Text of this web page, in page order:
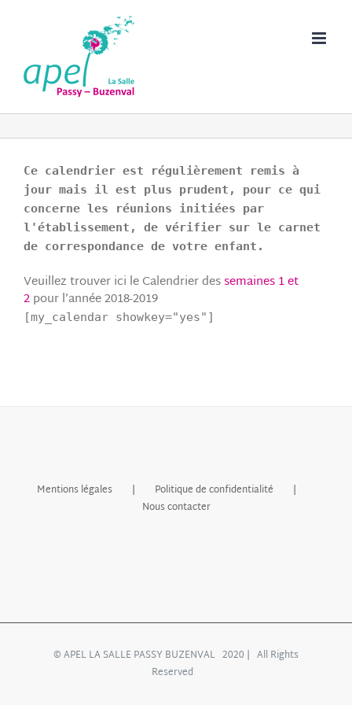
Ce calendrier est régulièrement remis à
jour mais il est plus prudent, pour ce qui
concerne les réunions initiées par
l'établissement, de vérifier sur le carnet
de correspondance de votre enfant.
Veuillez trouver ici le Calendrier dessemaines 1 et
2pour l’année 2018-2019
[my_calendar showkey="yes"]
Mentions légales
Politique de confidentialité
Nous contacter
© APEL LA SALLE PASSY BUZENVAL 2020 | All Rights
Reserved